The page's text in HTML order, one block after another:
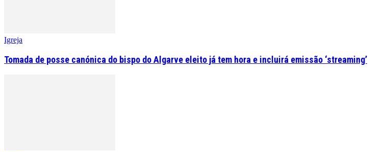
Igreja
Tomada de posse canónica do bispo do Algarve eleito já tem hora e incluirá emissão ‘streaming’